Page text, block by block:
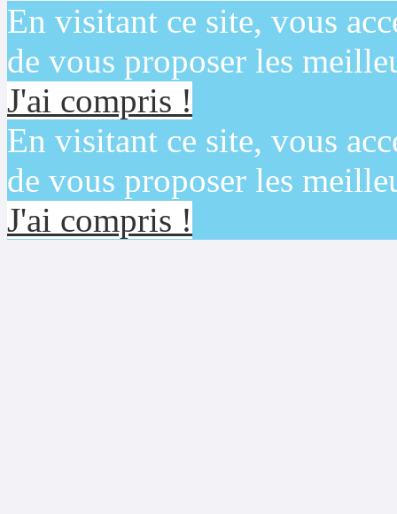
En visitant ce site, vous
de vous proposer les
J'ai compris !
En visitant ce site, vous
de vous proposer les
J'ai compris !